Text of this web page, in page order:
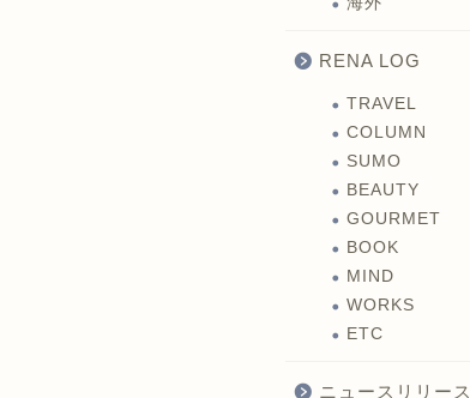
RENA LOG
TRAVEL
COLUMN
SUMO
BEAUTY
GOURMET
BOOK
MIND
WORKS
ETC
ニュースリリース